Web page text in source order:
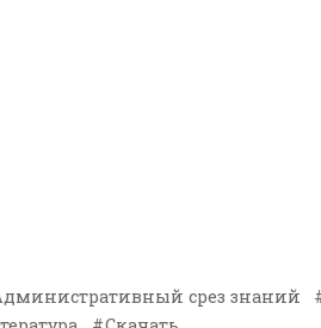
срез знаний